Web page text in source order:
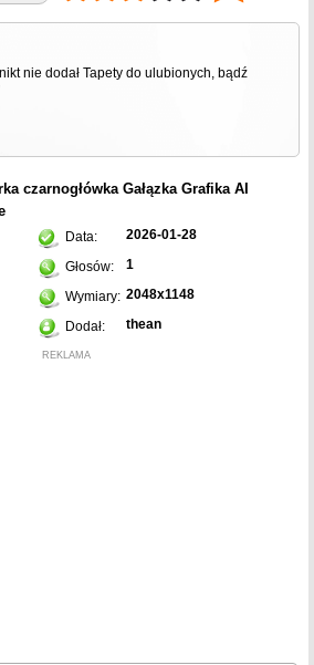
nie dodał Tapety do ulubionych, bądź
czarnogłówka Gałązka Grafika AI
Data: 2026-01-28
Głosów: 1
Wymiary: 2048x1148
Dodał: thean
REKLAMA